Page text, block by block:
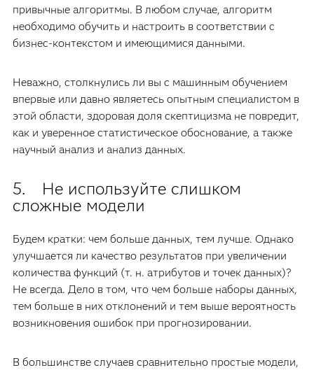
привычные алгоритмы. В любом случае, алгоритм
необходимо обучить и настроить в соответствии с
бизнес-контекстом и имеющимися данными.
Неважно, столкнулись ли вы с машинным обучением
впервые или давно являетесь опытным специалистом в
этой области, здоровая доля скептицизма не повредит,
как и уверенное статистическое обоснование, а также
научный анализ и анализ данных.
5. Не используйте слишком
сложные модели
Будем кратки: чем больше данных, тем лучше. Однако
улучшается ли качество результатов при увеличении
количества функций (т. н. атрибутов и точек данных)?
Не всегда. Дело в том, что чем больше наборы данных,
тем больше в них отклонений и тем выше вероятность
возникновения ошибок при прогнозировании.
В большинстве случаев сравнительно простые модели,